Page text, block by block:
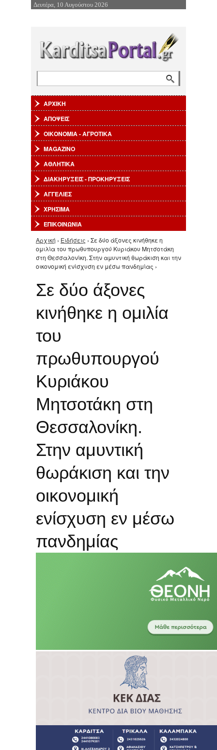
Επιστροφή στην Πλοήγηση
Δευτέρα, 10 Αυγούστου 2026
ΑΡΧΙΚΗ
ΑΠΟΨΕΙΣ
ΟΙΚΟΝΟΜΙΑ - ΑΓΡΟΤΙΚΑ
MAGAZINO
ΑΘΛΗΤΙΚΑ
ΔΙΑΚΗΡΥΞΕΙΣ - ΠΡΟΚΗΡΥΞΕΙΣ
ΑΓΓΕΛΙΕΣ
ΧΡΗΣΙΜΑ
ΕΠΙΚΟΙΝΩΝΙΑ
Είστε εδώ
Αρχική › Ειδήσεις › Σε δύο άξονες κινήθηκε η
ομιλία του πρωθυπουργού Κυριάκου Μητσοτάκη
στη Θεσσαλονίκη. Στην αμυντική θωράκιση και την
οικονομική ενίσχυση εν μέσω πανδημίας ›
Σε δύο άξονες
κινήθηκε η ομιλία
του
πρωθυπουργού
Κυριάκου
Μητσοτάκη στη
Θεσσαλονίκη.
Στην αμυντική
θωράκιση και την
οικονομική
ενίσχυση εν μέσω
πανδημίας